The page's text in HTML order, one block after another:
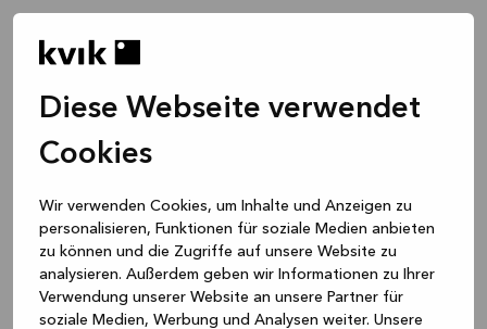
Diese Webseite verwendet
Cookies
Wir verwenden Cookies, um Inhalte und Anzeigen zu
personalisieren, Funktionen für soziale Medien anbieten
zu können und die Zugriffe auf unsere Website zu
analysieren. Außerdem geben wir Informationen zu Ihrer
Verwendung unserer Website an unsere Partner für
soziale Medien, Werbung und Analysen weiter. Unsere